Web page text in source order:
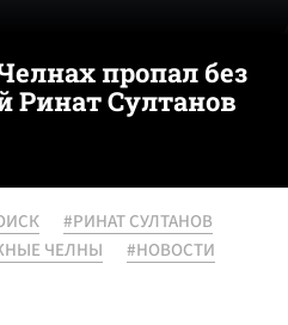
пропал без
Ринат Султанов
#РИНАТ СУЛТАНОВ
ЧЕЛНЫ #НОВОСТИ